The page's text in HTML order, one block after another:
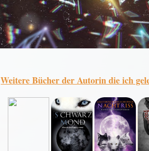
Weitere Bücher der Autorin die ich